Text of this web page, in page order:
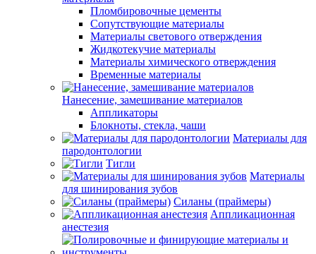
Пломбировочные цементы
Сопутствующие материалы
Материалы светового отверждения
Жидкотекучие материалы
Материалы химического отверждения
Временные материалы
Нанесение, замешивание материалов
Аппликаторы
Блокноты, стекла, чаши
Материалы для
пародонтологии
Тигли
Материалы
для шинирования зубов
Силаны (праймеры)
Аппликационная
анестезия